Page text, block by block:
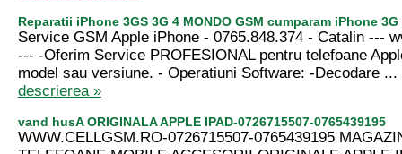
Reparatii iPhone 3GS 3G 4 MONDO GSM cumparam iPhone 3G
Service GSM Apple iPhone - 0765.848.374 - Catalin ---
--- -Oferim Service PROFESIONAL pentru telefoane
model sau versiune. - Operatiuni Software: -Decodare ...
descrierea »
vand husA ORIGINALA APPLE IPAD-0726715507-0765439195
WWW.CELLGSM.RO-0726715507-0765439195